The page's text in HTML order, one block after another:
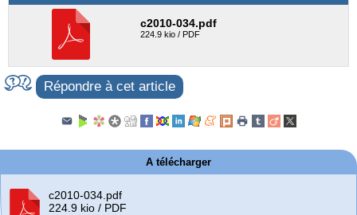
c2010-034.pdf
224.9 kio / PDF
Répondre à cet article
A télécharger
c2010-034.pdf
224.9 kio / PDF